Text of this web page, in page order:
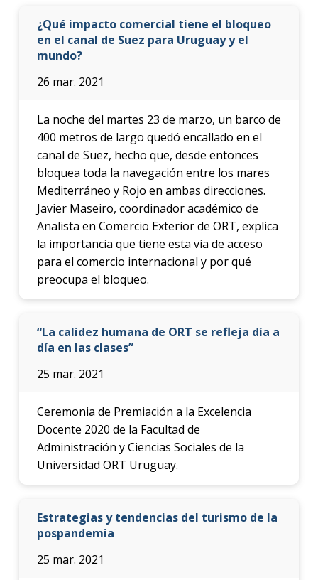
¿Qué impacto comercial tiene el bloqueo
en el canal de Suez para Uruguay y el
mundo?
26 mar. 2021
La noche del martes 23 de marzo, un barco de
400 metros de largo quedó encallado en el
canal de Suez, hecho que, desde entonces
bloquea toda la navegación entre los mares
Mediterráneo y Rojo en ambas direcciones.
Javier Maseiro, coordinador académico de
Analista en Comercio Exterior de ORT, explica
la importancia que tiene esta vía de acceso
para el comercio internacional y por qué
preocupa el bloqueo.
“La calidez humana de ORT se refleja día a
día en las clases”
25 mar. 2021
Ceremonia de Premiación a la Excelencia
Docente 2020 de la Facultad de
Administración y Ciencias Sociales de la
Universidad ORT Uruguay.
Estrategias y tendencias del turismo de la
pospandemia
25 mar. 2021